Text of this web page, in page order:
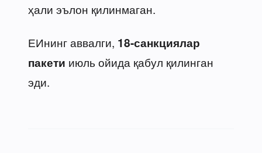
ҳали эълон қилинмаган.
ЕИнинг аввалги, 18-санкциялар
пакети июль ойида қабул қилинган
эди.